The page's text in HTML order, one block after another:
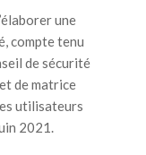
une
compte tenu
de sécurité
de matrice
utilisateurs
2021.